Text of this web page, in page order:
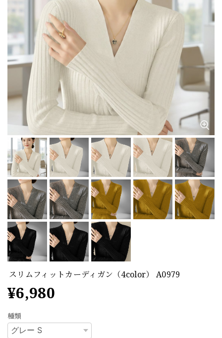
スリムフィットカーディガン（4color） A0979
¥6,980
種類